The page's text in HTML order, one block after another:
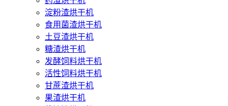
淀粉渣烘干机
食用菌渣烘干机
土豆渣烘干机
糖渣烘干机
发酵饲料烘干机
活性饲料烘干机
甘蔗渣烘干机
果渣烘干机